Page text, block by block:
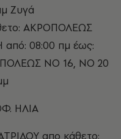
Ζυγά
ΑΚΡΟΠΟΛΕΩΣ
08:00 πμ έως:
ΝΟ 16, ΝΟ 20
ΗΛΙΑ
απο κάθετο: